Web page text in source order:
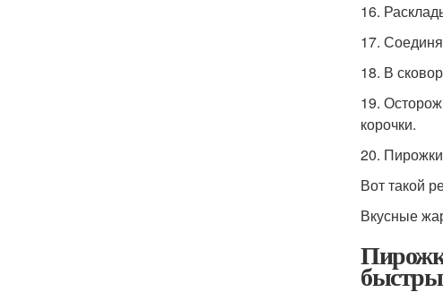
16.
17.
18. В
19.
корочки.
20.
Вот такой
Вкусные